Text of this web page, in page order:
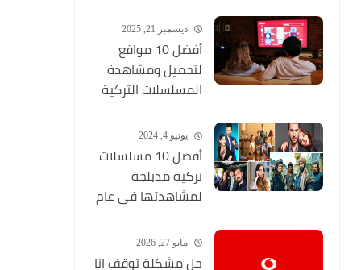
ديسمبر 21, 2025
أفضل 10 مواقع
لتحميل ومشاهدة
المسلسلات التركية
يونيو 4, 2024
أفضل 10 مسلسلات
تركية مدبلجة
لمشاهدتها في عام
المسلسلات التركية
HD)
مايو 27, 2026
حل مشكلة توقف انا